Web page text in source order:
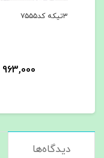
۳تیکه کد۷۵۵۵
963,000
دیدگاه‌ها